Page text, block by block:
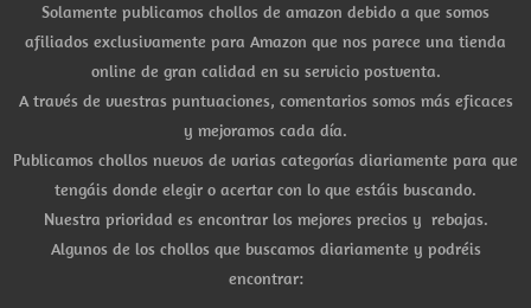
Solamente publicamos chollos de amazon debido a que somos
afiliados exclusivamente para Amazon que nos parece una tienda
online de gran calidad en su servicio postventa.
A través de vuestras puntuaciones, comentarios somos más eficaces
y mejoramos cada día.
Publicamos chollos nuevos de varias categorías diariamente para que
tengáis donde elegir o acertar con lo que estáis buscando.
Nuestra prioridad es encontrar los mejores precios y rebajas.
Algunos de los chollos que buscamos diariamente y podréis
encontrar: